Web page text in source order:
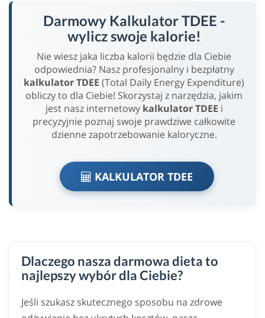
Darmowy Kalkulator TDEE -
wylicz swoje kalorie!
Nie wiesz jaka liczba kalorii będzie dla Ciebie
odpowiednia? Nasz profesjonalny i bezpłatny
kalkulator TDEE (Total Daily Energy Expenditure)
obliczy to dla Ciebie! Skorzystaj z narzędzia, jakim
jest nasz internetowy kalkulator TDEE i
precyzyjnie poznaj swoje prawdziwe całkowite
dzienne zapotrzebowanie kaloryczne.
KALKULATOR TDEE
Dlaczego nasza darmowa dieta to
najlepszy wybór dla Ciebie?
Jeśli szukasz skutecznego sposobu na zdrowe